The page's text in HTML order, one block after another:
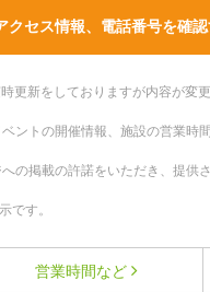
クセス情報、電話番号を確
更新をしておりますが内容が変
ントの開催情報、施設の営業時
の掲載の許諾をいただき、提供
です。
営業時間など